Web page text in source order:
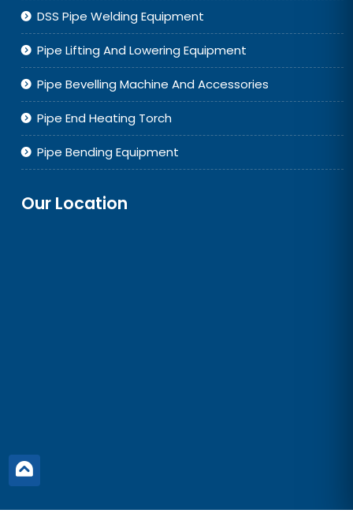
DSS Pipe Welding Equipment
Pipe Lifting And Lowering Equipment
Pipe Bevelling Machine And Accessories
Pipe End Heating Torch
Pipe Bending Equipment
Our Location